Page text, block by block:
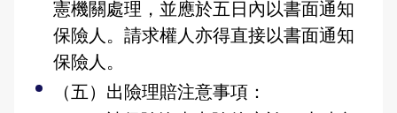
憲機關處理，並應於五日內以書面通知
保險人。請求權人亦得直接以書面通知
保險人。
（五）出險理賠注意事項：